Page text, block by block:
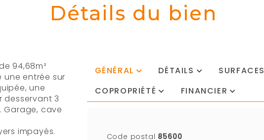
Détails du bien
94,68m²
entrée sur
une
desservant 3
Garage, cave
impayés.
GÉNÉRAL
ACTIF)
DÉTAILS SURFACES
COPROPRIÉTÉ
FINANCIER
Code postal 85600